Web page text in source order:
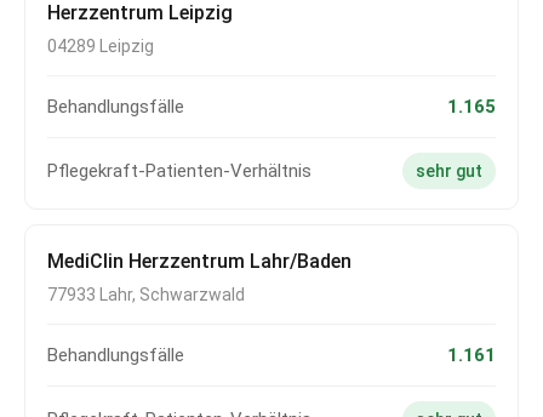
Herzzentrum Leipzig
04289 Leipzig
Behandlungsfälle 1.165
Pflegekraft-Patienten-Verhältnis sehr gut
MediClin Herzzentrum Lahr/Baden
77933 Lahr, Schwarzwald
Behandlungsfälle 1.161